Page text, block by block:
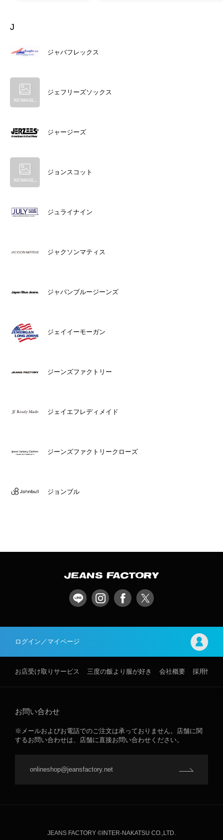
J
ジャバフレックス
ジェフリーズソックス
ジャージーズ
ジョンスコット
ジュライナイン
ジャクソンマティス
ジャパンブルージーンズ
ジェイイーモーガン
ジーンズファクトリー
ジェイエフレディメイド
ジーンズファクトリークローズ
ジョンブル
ログイン／マイページ
お店受け取りサービス 三度の飯より服が好き 会社概要 採用情報
お問い合わせ
※メールおよびお電話でのご注文は承っておりません。店舗に関
するお問い合わせは、店舗に直接お問い合わせください。
onlineshop@jeansfactory.net
JEANS FACTORY ©INTER-NAKATSU CO.,LTD.